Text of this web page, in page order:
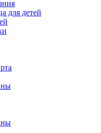
для детей